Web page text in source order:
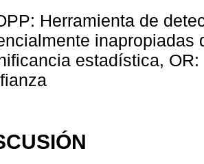
Herramienta de
inapropiadas
estadística,